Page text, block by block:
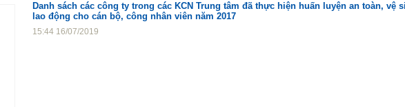
Danh sách các công ty trong các KCN Trung tâm đã thực hiện huấn luyện an toàn, vệ
lao động cho cán bộ, công nhân viên năm 2017
15:44 16/07/2019